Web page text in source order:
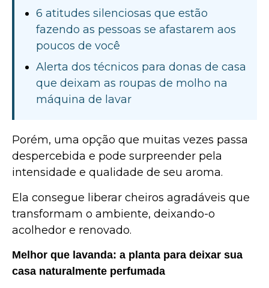
6 atitudes silenciosas que estão
fazendo as pessoas se afastarem aos
poucos de você
Alerta dos técnicos para donas de casa
que deixam as roupas de molho na
máquina de lavar
Porém, uma opção que muitas vezes passa
despercebida e pode surpreender pela
intensidade e qualidade de seu aroma.
Ela consegue liberar cheiros agradáveis que
transformam o ambiente, deixando-o
acolhedor e renovado.
Melhor que lavanda: a planta para deixar sua
casa naturalmente perfumada